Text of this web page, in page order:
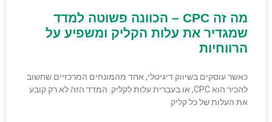
מה זה CPC – הכוונה פשוטה למדד
שמגדיר את עלות הקליק ומשפיע על
הרווחיות
כאשר עוסקים בשיווק דיגיטלי, אחד מהמונחים המרכזיים שחשוב
להכיר הוא CPC, או בעברית עלות לקליק. המדד הזה לא רק קובע
את העלות של כל קליק